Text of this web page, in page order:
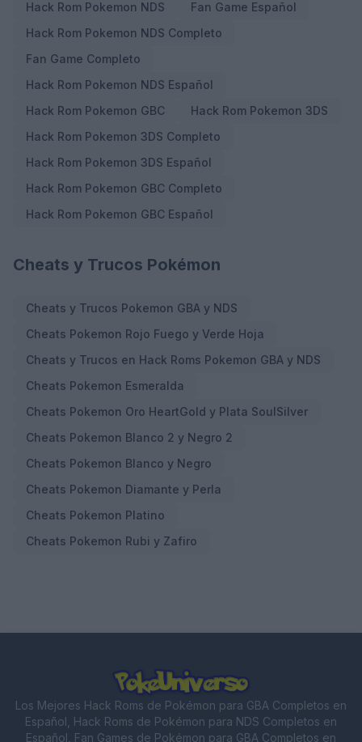
Hack Rom Pokemon NDS
Fan Game Español
Hack Rom Pokemon NDS Completo
Fan Game Completo
Hack Rom Pokemon NDS Español
Hack Rom Pokemon GBC
Hack Rom Pokemon 3DS
Hack Rom Pokemon 3DS Completo
Hack Rom Pokemon 3DS Español
Hack Rom Pokemon GBC Completo
Hack Rom Pokemon GBC Español
Cheats y Trucos Pokémon
Cheats y Trucos Pokemon GBA y NDS
Cheats Pokemon Rojo Fuego y Verde Hoja
Cheats y Trucos en Hack Roms Pokemon GBA y NDS
Cheats Pokemon Esmeralda
Cheats Pokemon Oro HeartGold y Plata SoulSilver
Cheats Pokemon Blanco 2 y Negro 2
Cheats Pokemon Blanco y Negro
Cheats Pokemon Diamante y Perla
Cheats Pokemon Platino
Cheats Pokemon Rubi y Zafiro
Los Mejores Hack Roms de Pokémon para GBA Completos en
Español, Hack Roms de Pokémon para NDS Completos en
Español, Fan Games de Pokémon para GBA Completos en